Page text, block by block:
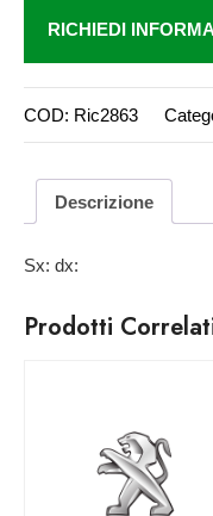
RICHIEDI
COD: Ric2863
Descrizione
Sx: dx:
Prodotti